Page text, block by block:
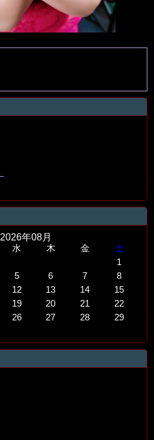
2026年08月
水 木 金
土
1
5 6 7
8
12 13 14
15
19 20 21
22
26 27 28
29